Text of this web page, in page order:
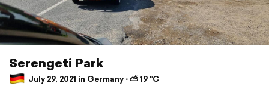
Serengeti Park
July 29, 2021 in Germany ⋅ ⛅ 19 °C